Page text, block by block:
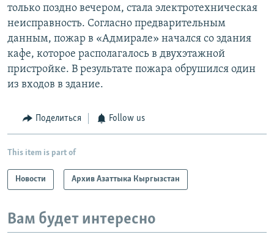
только поздно вечером, стала электротехническая
неисправность. Согласно предварительным
данным, пожар в «Адмирале» начался со здания
кафе, которое располагалось в двухэтажной
пристройке. В результате пожара обрушился один
из входов в здание.
Поделиться Follow us
This item is part of
Новости Архив Азаттыка Кыргызстан
Вам будет интересно